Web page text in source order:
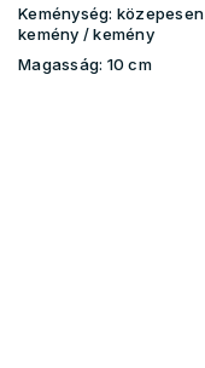
Keménység: közepesen
kemény / kemény
Magasság: 10 cm